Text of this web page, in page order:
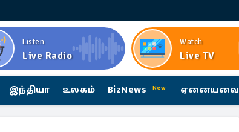
Listen
Live Radio
Watch
Live TV
இந்தியா உலகம் BizNews New ஏனையவை